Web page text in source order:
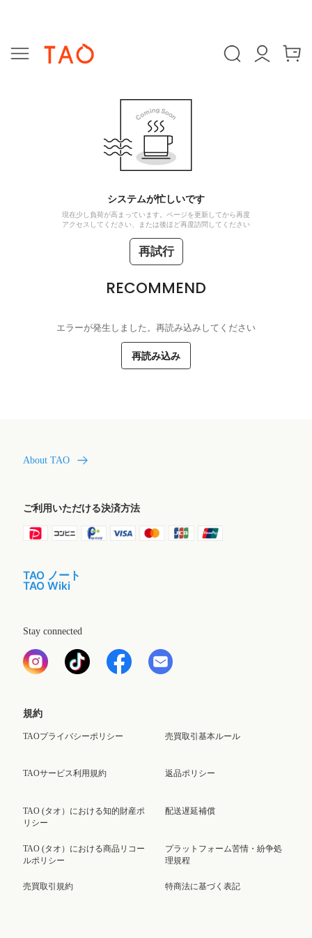
システムが忙しいです
現在少し負荷が高まっています。ページを更新してから再度
アクセスしてください、または後ほど再度訪問してください
再試行
RECOMMEND
エラーが発生しました。再読み込みしてください
再読み込み
About TAO
ご利用いただける決済方法
TAO ノート
TAO Wiki
Stay connected
規約
TAOプライバシーポリシー
TAOサービス利用規約
TAO (タオ）における知的財産ポ
リシー
TAO (タオ）における商品リコー
ルポリシー
売買取引規約
売買取引基本ルール
返品ポリシー
配送遅延補償
プラットフォーム苦情・紛争処
理規程
特商法に基づく表記